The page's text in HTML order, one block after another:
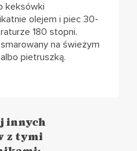
keksówki
olejem i piec 30-
180 stopni.
na świeżym
pietruszką.
innych
z tymi